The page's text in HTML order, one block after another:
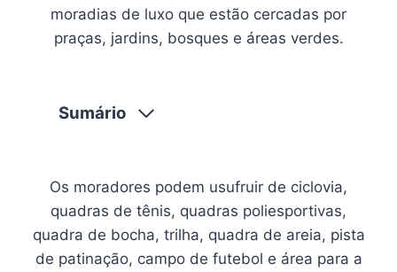
moradias de luxo que estão cercadas por
praças, jardins, bosques e áreas verdes.
Sumário
Os moradores podem usufruir de ciclovia,
quadras de tênis, quadras poliesportivas,
quadra de bocha, trilha, quadra de areia, pista
de patinação, campo de futebol e área para a